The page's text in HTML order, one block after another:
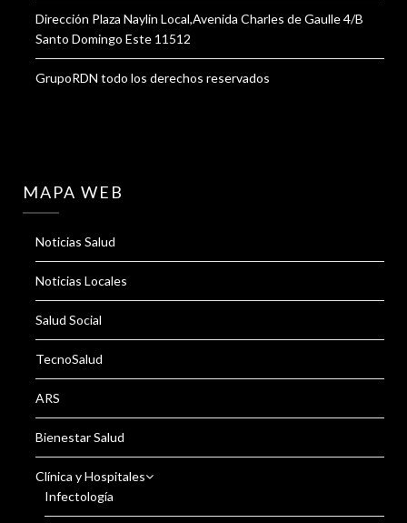
Dirección Plaza Naylin Local,Avenida Charles de Gaulle 4/B
Santo Domingo Este 11512
GrupoRDN todo los derechos reservados
MAPA WEB
Noticias Salud
Noticias Locales
Salud Social
TecnoSalud
ARS
Bienestar Salud
Clínica y Hospitales
Infectología